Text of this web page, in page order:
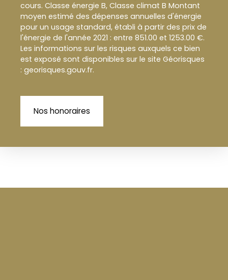
cours. Classe énergie B, Classe climat B Montant
moyen estimé des dépenses annuelles d'énergie
pour un usage standard, établi à partir des prix de
l'énergie de l'année 2021 : entre 851.00 et 1253.00 €.
Les informations sur les risques auxquels ce bien
est exposé sont disponibles sur le site Géorisques
: georisques.gouv.fr.
Nos honoraires